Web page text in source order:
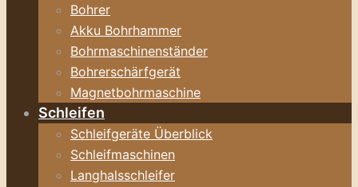
Bohrer
Akku Bohrhammer
Bohrmaschinenständer
Bohrerschärfgerät
Magnetbohrmaschine
Schleifen
Schleifgeräte Überblick
Schleifmaschinen
Langhalsschleifer